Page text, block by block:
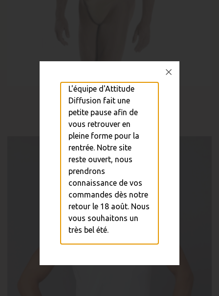
Gaine Ceinture Fine Wear Moi
25,00 €
L'équipe d'Attitude
Diffusion fait une
petite pause afin de
vous retrouver en
pleine forme pour la
rentrée. Notre site
reste ouvert, nous
prendrons
connaissance de vos
commandes dès notre
retour le 18 août. Nous
vous souhaitons un
très bel été.